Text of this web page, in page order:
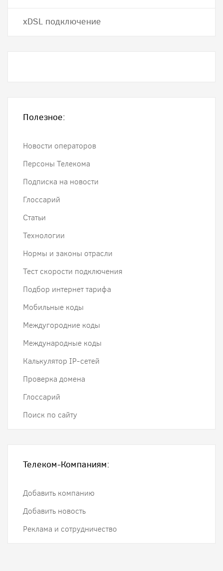
хDSL подключение
Полезное:
Новости операторов
Персоны Телекома
Подписка на новости
Глоссарий
Статьи
Технологии
Нормы и законы отрасли
Тест скорости подключения
Подбор интернет тарифа
Мобильные коды
Междугородние коды
Международные коды
Калькулятор IP-сетей
Проверка домена
Глоссарий
Поиск по сайту
Телеком-Компаниям:
Добавить компанию
Добавить новость
Реклама и сотрудничество